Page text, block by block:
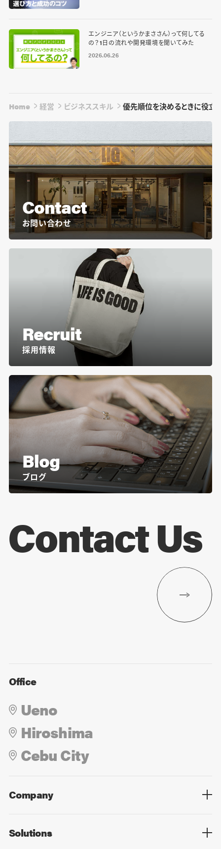
エンジニア（というかまささん）って何してる
の？1日の流れや開発環境を聞いてみた
2026.06.26
Home 経営 ビジネススキル 優先順位を決めるときに役立
Contact
お問い合わせ
Recruit
採用情報
Blog
ブログ
Contact Us
Office
Ueno
Hiroshima
Cebu City
Company
Solutions